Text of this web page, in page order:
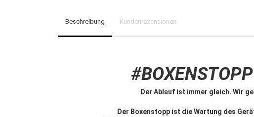
Beschreibung Kundenrezensionen
Der Ablauf ist immer gleich. Wir
Der Boxenstopp ist die Wartung des